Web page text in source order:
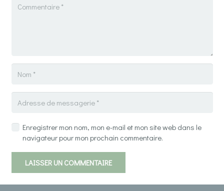
Enregistrer mon nom, mon e-mail et mon site web dans le
navigateur pour mon prochain commentaire.
LAISSER UN COMMENTAIRE